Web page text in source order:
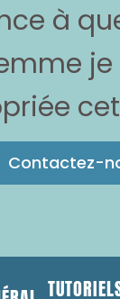
à
Contactez-